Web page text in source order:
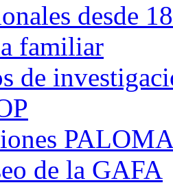
desde
familiar
de
de la GAFA